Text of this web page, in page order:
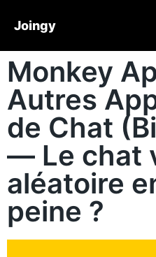
Joingy
Monkey
Autres
de Chat
— Le chat
aléatoire
peine ?